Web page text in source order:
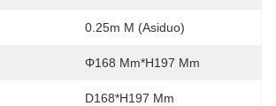
0.25m M (asiduo)
Φ168 Mm*H197 Mm
D168*H197 Mm